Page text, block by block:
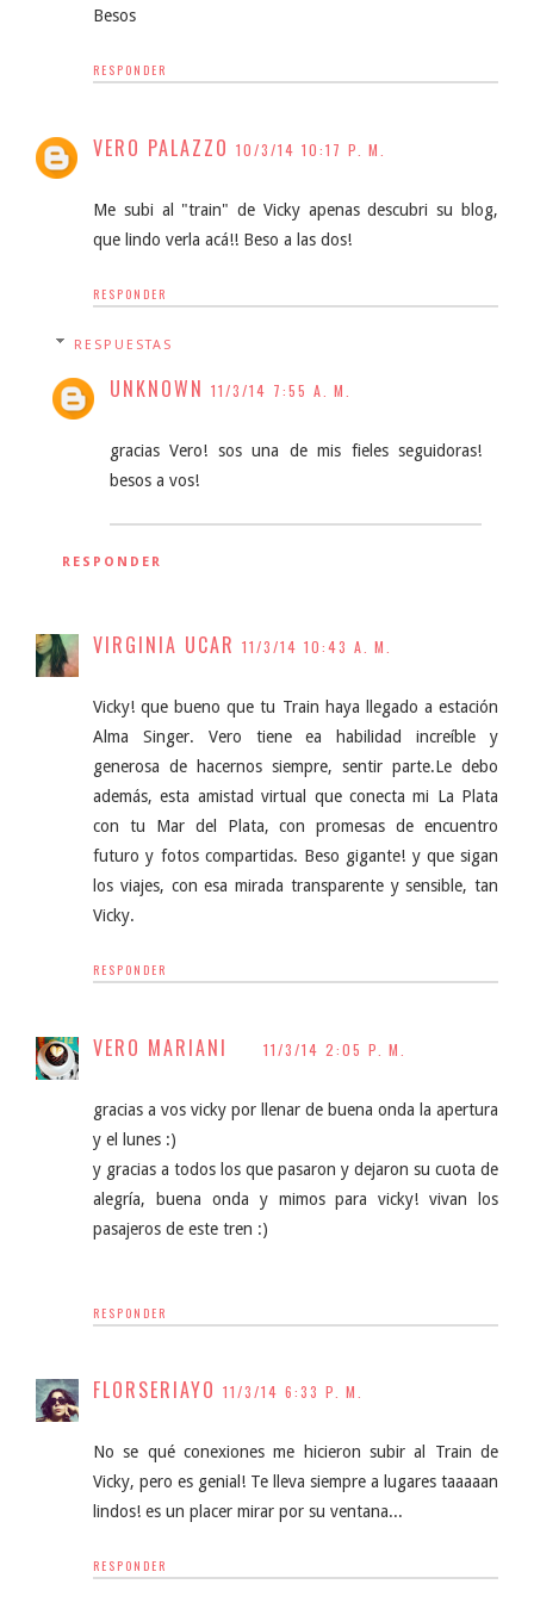
Besos
RESPONDER
VERO PALAZZO 10/3/14 10:17 P. M.
Me subi al "train" de Vicky apenas descubri su blog,
que lindo verla acá!! Beso a las dos!
RESPONDER
RESPUESTAS
UNKNOWN 11/3/14 7:55 A. M.
gracias Vero! sos una de mis fieles seguidoras!
besos a vos!
RESPONDER
VIRGINIA UCAR 11/3/14 10:43 A. M.
Vicky! que bueno que tu Train haya llegado a estación
Alma Singer. Vero tiene ea habilidad increíble y
generosa de hacernos siempre, sentir parte.Le debo
además, esta amistad virtual que conecta mi La Plata
con tu Mar del Plata, con promesas de encuentro
futuro y fotos compartidas. Beso gigante! y que sigan
los viajes, con esa mirada transparente y sensible, tan
Vicky.
RESPONDER
VERO MARIANI 11/3/14 2:05 P. M.
gracias a vos vicky por llenar de buena onda la apertura
y el lunes :)
y gracias a todos los que pasaron y dejaron su cuota de
alegría, buena onda y mimos para vicky! vivan los
pasajeros de este tren :)
RESPONDER
FLORSERIAYO 11/3/14 6:33 P. M.
No se qué conexiones me hicieron subir al Train de
Vicky, pero es genial! Te lleva siempre a lugares taaaaan
lindos! es un placer mirar por su ventana...
RESPONDER